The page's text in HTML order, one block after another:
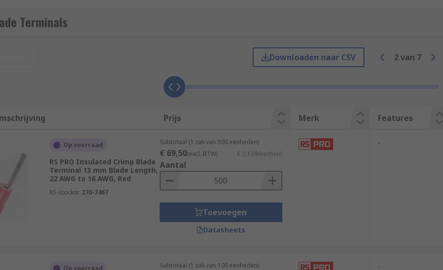
other fixtures around the home.
against corrosion because oxygen and moisture cannot reach the metal parts of the
more mechanically robust.
crimped, which offers versatility for a wide range of applications.
from PVC. The conductor strands are completely inserted into the crimp barrel, which prevents
come without sleeves and are mainly used for printed circuit boards.
Terminals
Downloaden naar CSV 2van 7
Prijs Merk Features
Op voorraad
RS PRO Insulated Crimp Blade
Terminal 13 mm Blade Length,
22 AWG to 16 AWG, Red
RS-stocknr. 270-7467
Subtotaal (1 zak van 500 eenheden)
€ 69,50(excl. BTW) € 0,139/eenheid
Aantal
Toevoegen
Datasheets
-
Op voorraad Subtotaal (1 zak van 100 eenheden) -